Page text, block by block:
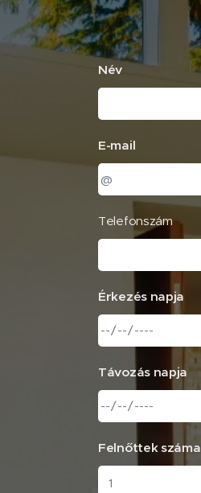
Név
E-mail
Telefonszám
Érkezés napja
Távozás napja
Felnőttek száma